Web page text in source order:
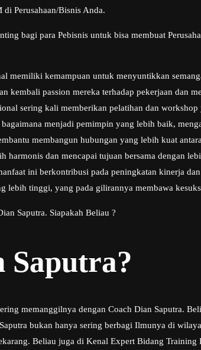
Perusahaan/Bisnis Anda.
bagi para Pebisnis untuk bisa membuat
memiliki kemampuan untuk menyuntikkan
kembali passion mereka terhadap pekerjaan dan
sering kali memberikan pelatihan dan
menjadi pemimpin yang lebih baik,
membangun hubungan yang lebih kuat
dan mencapai tujuan bersama dengan
ini berkontribusi pada peningkatan kinerja
tinggi, yang pada gilirannya membawa
Saputra. Siapakah Beliau ?
Saputra?
memanggilnya dengan Coach Dian Saputra.
bukan hanya sering berbagi Ilmunya di
Beliau juga di Kenal Expert Bidang